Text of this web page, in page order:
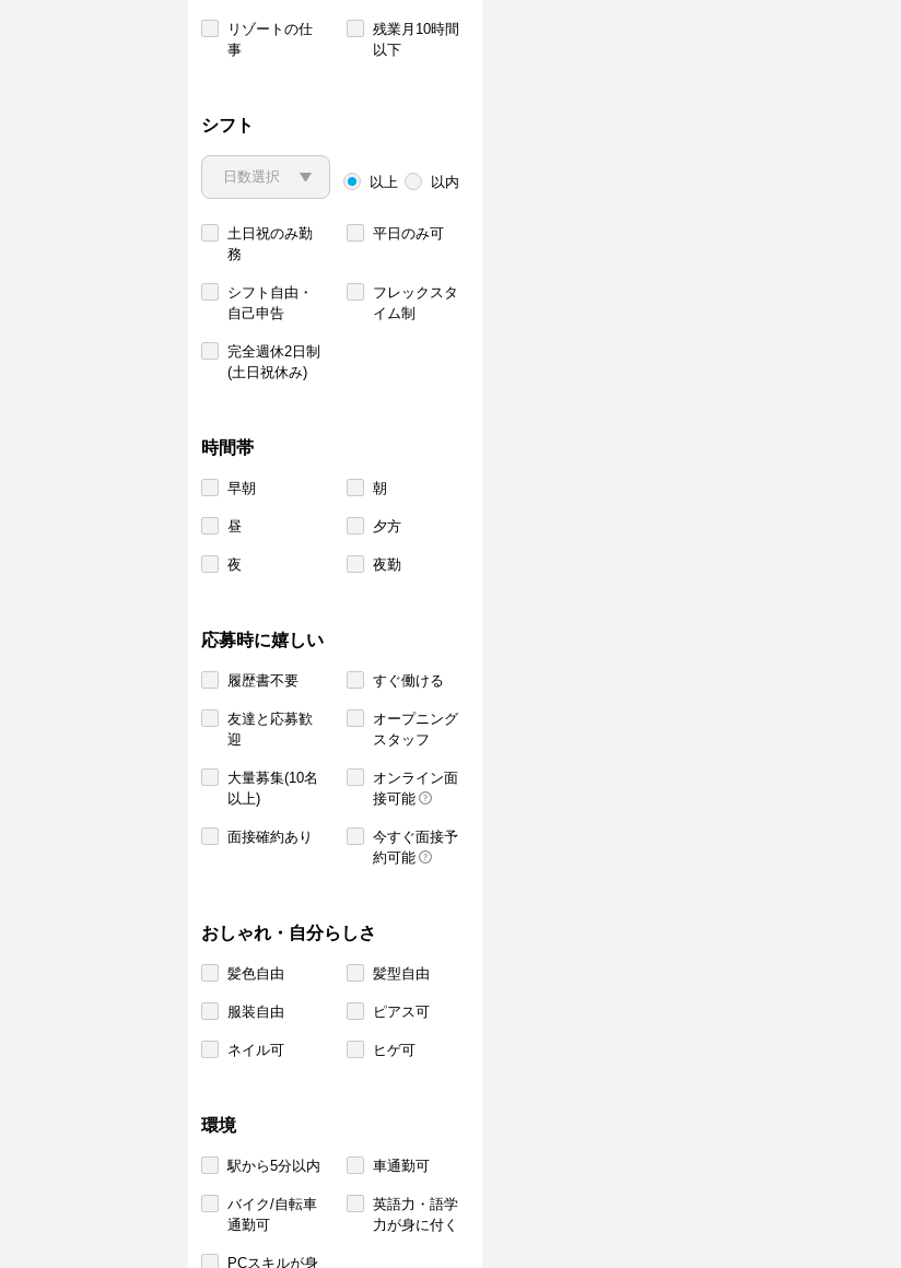
リゾートの仕
事
残業月10時間
以下
シフト
以上 以内
土日祝のみ勤
務
平日のみ可
シフト自由・
自己申告
フレックスタ
イム制
完全週休2日制
(土日祝休み)
時間帯
早朝 朝
昼 夕方
夜 夜勤
応募時に嬉しい
履歴書不要 すぐ働ける
友達と応募歓
迎
オープニング
スタッフ
大量募集(10名
以上)
オンライン面
接可能
面接確約あり
今すぐ面接予
約可能
おしゃれ・自分らしさ
髪色自由 髪型自由
服装自由 ピアス可
ネイル可 ヒゲ可
環境
駅から5分以内 車通勤可
バイク/自転車
通勤可
英語力・語学
力が身に付く
PCスキルが身